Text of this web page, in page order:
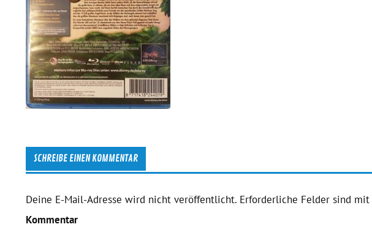
SCHREIBE EINEN KOMMENTAR
Deine E-Mail-Adresse wird nicht veröffentlicht. Erforderliche Felder sind mit
Kommentar